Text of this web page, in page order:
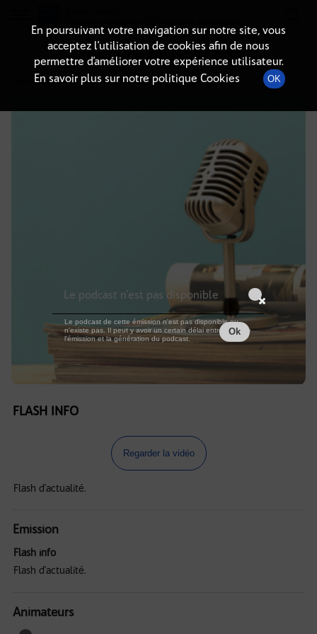
DÉTAILS DE L'ÉPISODE
4 mai 2026à 21h59, durée : Invalid date
FLASH INFO
Regarder la vidéo
Flash d'actualité.
Emission
Flash info
Flash d'actualité.
Animateurs
En poursuivant votre navigation sur notre site, vous
acceptez l’utilisation de cookies afin de nous
permettre d’améliorer votre expérience utilisateur.
En savoir plus sur notre politique Cookies
OK
Le podcast n'est pas disponible
Le podcast de cette émission n'est pas disponible ou
n'existe pas. Il peut y avoir un certain délai entre la fin de
l'émission et la génération du podcast.
Ok